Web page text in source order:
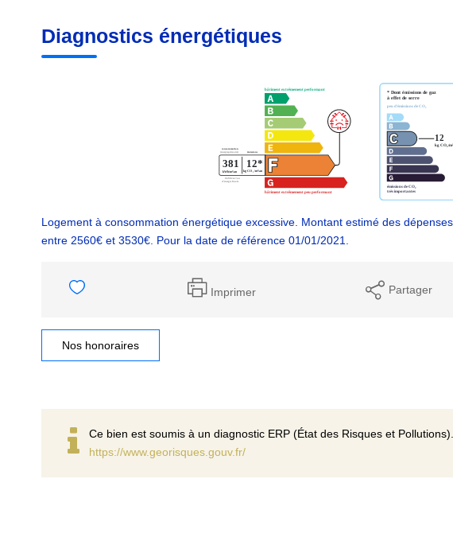
Diagnostics énergétiques
Logement à consommation énergétique excessive. Montant estimé des
entre 2560€ et 3530€. Pour la date de référence 01/01/2021.
Imprimer Partager
Nos honoraires
Ce bien est soumis à un diagnostic ERP (État des Risques et
https://www.georisques.gouv.fr/